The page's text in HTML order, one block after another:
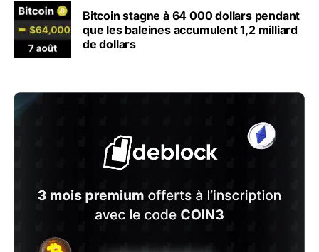
Bitcoin stagne à 64 000 dollars pendant
que les baleines accumulent 1,2 milliard
de dollars